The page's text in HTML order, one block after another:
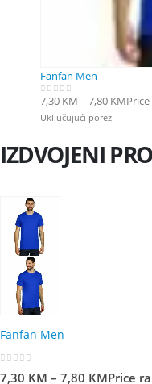
Fanfan Men
0out of 5
7,30 KM – 7,80 KM
Uključujući porez
IZDVOJENI
Fanfan Men
7,30 KM – 7,80 KMPrice